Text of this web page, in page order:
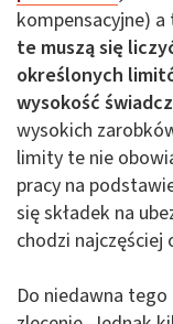
kompensacyjne)
te muszą się
określonych
wysokość
wysokich
limity te nie
pracy na
się składek na
chodzi najczęściej
Do niedawna